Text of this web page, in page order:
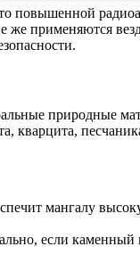
повышенной
применяются
природные
кварцита,
мангалу
если каменный